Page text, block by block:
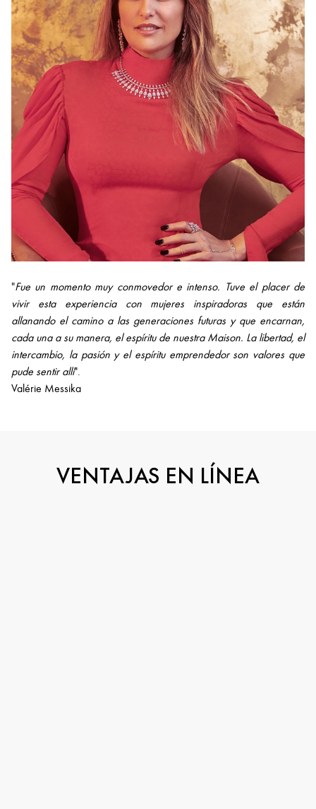
"Fue un momento muy conmovedor e intenso. Tuve el placer de
vivir esta experiencia con mujeres inspiradoras que están
allanando el camino a las generaciones futuras y que encarnan,
cada una a su manera, el espíritu de nuestra Maison. La libertad, el
intercambio, la pasión y el espíritu emprendedor son valores que
pude sentir allí".
Valérie Messika
VENTAJAS EN LÍNEA